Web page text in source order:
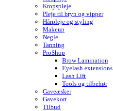
Kropspleje
Pleje til bryn og vipper
Hårpleje og styling
Makeup
Negle
Tanning
ProShop
Brow Lamination
Eyelash extensions
Lash Lift
Tools og tilbehør
Gaveæsker
Gavekort
Tilbud